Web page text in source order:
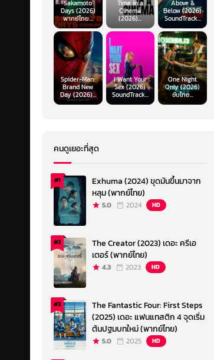
Sakamoto
Days (2026)
พากย์ไทย...
Time in a
Cinema
(2026)...
Above &
Below (2026)
SoundTrack...
Spider-Man:
Brand New
Day (2026)...
I Want Your
Sex (2026)
SoundTrack...
One Night
Only (2026)
ซับไทย...
คนดูเยอะที่สุด
#1
Exhuma (2024) ขุดมันขึ้นมาจาก
หลุม (พากย์ไทย)
5.0 2024 HD
#2
The Creator (2023) เดอะ ครีเอ
เตอร์ (พากย์ไทย)
4.3 2023 HD
#3
The Fantastic Four: First Steps
(2025) เดอะ แฟนแทสติก 4 จุดเริ่ม
ต้นปฐมบทใหม่ (พากย์ไทย)
5.0 2025 HD